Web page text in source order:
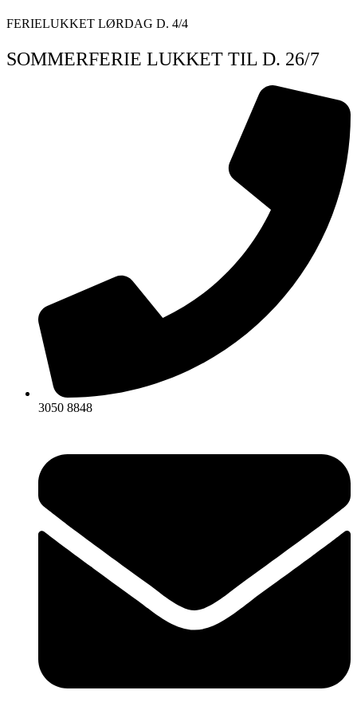
Videre
indhold
FERIELUKKET LØRDAG D. 4/4
SOMMERFERIE LUKKET TIL D. 26/7
3050 8848